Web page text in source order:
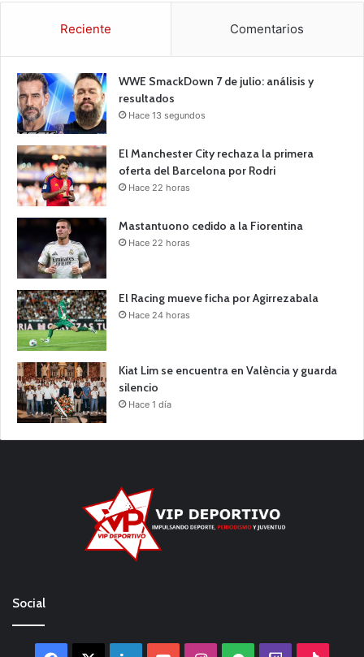
Reciente Comentarios
WWE SmackDown 7 de julio: análisis y
resultados
Hace 13 segundos
El Manchester City rechaza la primera
oferta del Barcelona por Rodri
Hace 22 horas
Mastantuono cedido a la Fiorentina
Hace 22 horas
El Racing mueve ficha por Agirrezabala
Hace 24 horas
Kiat Lim se encuentra en València y guarda
silencio
Hace 1 día
Social